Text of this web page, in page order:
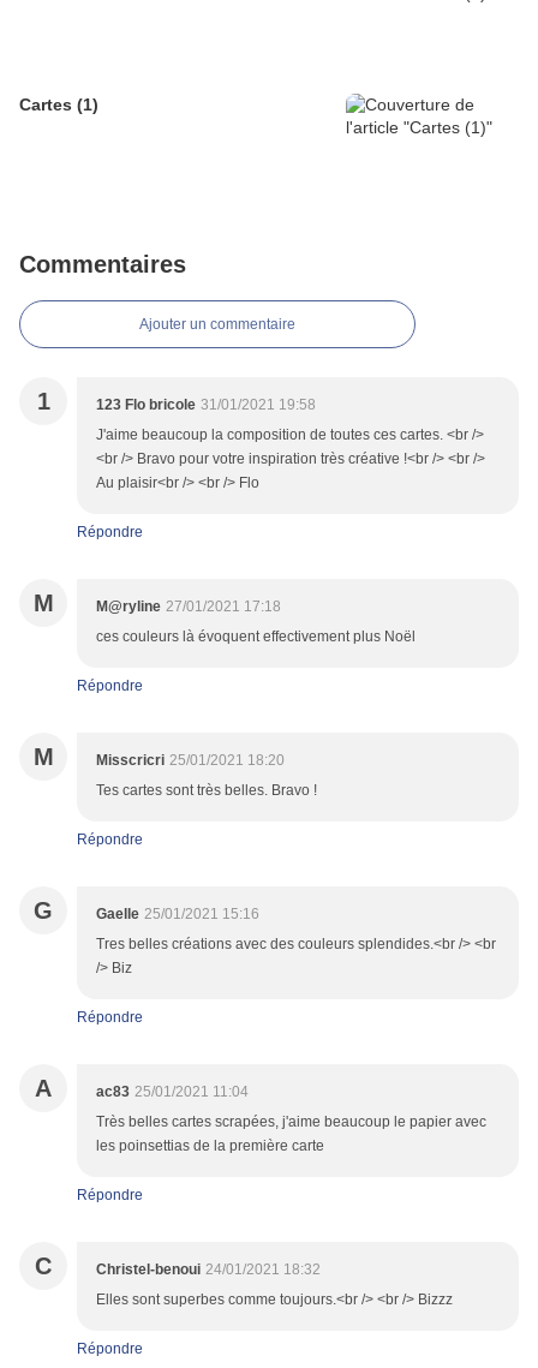
Cartes (1)
Commentaires
Ajouter un commentaire
1 123 Flo bricole 31/01/2021 19:58
J'aime beaucoup la composition de toutes ces cartes. <br />
<br /> Bravo pour votre inspiration très créative !<br /> <br />
Au plaisir<br /> <br /> Flo
Répondre
M M@ryline 27/01/2021 17:18
ces couleurs là évoquent effectivement plus Noël
Répondre
M Misscricri 25/01/2021 18:20
Tes cartes sont très belles. Bravo !
Répondre
G Gaelle 25/01/2021 15:16
Tres belles créations avec des couleurs splendides.<br /> <br
/> Biz
Répondre
A ac83 25/01/2021 11:04
Très belles cartes scrapées, j'aime beaucoup le papier avec
les poinsettias de la première carte
Répondre
C Christel-benoui 24/01/2021 18:32
Elles sont superbes comme toujours.<br /> <br /> Bizzz
Répondre